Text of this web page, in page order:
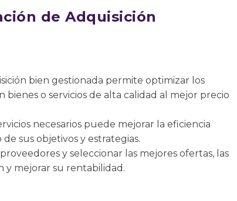
de Adquisición
bien gestionada permite optimizar los
o servicios de alta calidad al mejor precio
necesarios puede mejorar la eficiencia
sus objetivos y estrategias.
y seleccionar las mejores ofertas, las
y mejorar su rentabilidad.